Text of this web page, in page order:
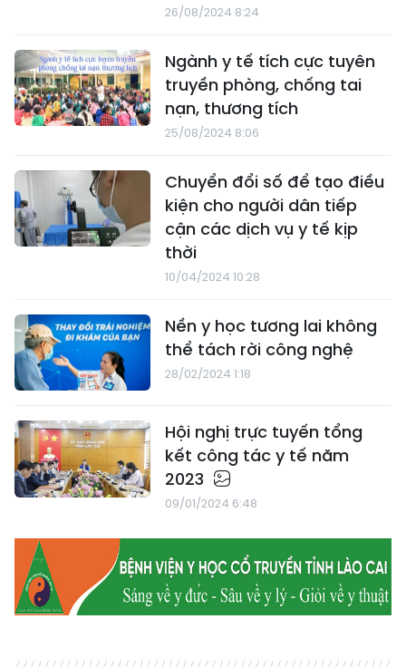
26/08/2024 8:24
Ngành y tế tích cực tuyên
truyền phòng, chống tai
nạn, thương tích
25/08/2024 8:06
Chuyển đổi số để tạo điều
kiện cho người dân tiếp
cận các dịch vụ y tế kịp
thời
10/04/2024 10:28
Nền y học tương lai không
thể tách rời công nghệ
28/02/2024 1:18
Hội nghị trực tuyến tổng
kết công tác y tế năm
2023
09/01/2024 6:48